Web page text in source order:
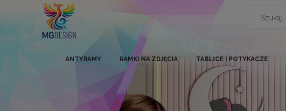
ANTYRAMY RAMKI NA ZDJĘCIA TABLICE I POTYKACZE